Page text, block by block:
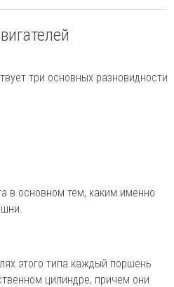
три основных разновидности
в основном тем, каким именно
этого типа каждый поршень
цилиндре, причем они